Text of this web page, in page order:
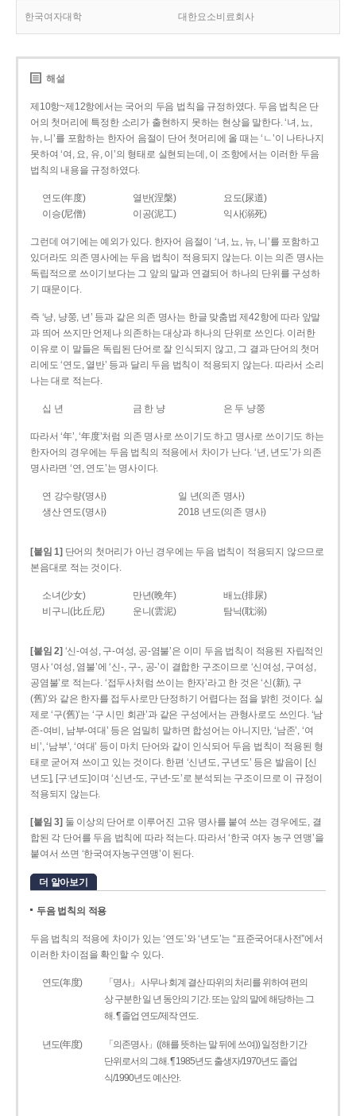
한국여자대학 대한요소비료회사
해설
제10항~제12항에서는 국어의 두음 법칙을 규정하였다. 두음 법칙은 단
어의 첫머리에 특정한 소리가 출현하지 못하는 현상을 말한다. ‘녀, 뇨,
뉴, 니’를 포함하는 한자어 음절이 단어 첫머리에 올 때는 ‘ㄴ’이 나타나지
못하여 ‘여, 요, 유, 이’의 형태로 실현되는데, 이 조항에서는 이러한 두음
법칙의 내용을 규정하였다.
연도(年度) 열반(涅槃)
요도(尿道)
이승(尼僧)
이공(泥工) 익사(溺死)
그런데 여기에는 예외가 있다. 한자어 음절이 ‘녀, 뇨, 뉴, 니’를 포함하고
있더라도 의존 명사에는 두음 법칙이 적용되지 않는다. 이는 의존 명사는
독립적으로 쓰이기보다는 그 앞의 말과 연결되어 하나의 단위를 구성하
기 때문이다.
즉 ‘냥, 냥쭝, 년’ 등과 같은 의존 명사는 한글 맞춤법 제42항에 따라 앞말
과 띄어 쓰지만 언제나 의존하는 대상과 하나의 단위로 쓰인다. 이러한
이유로 이 말들은 독립된 단어로 잘 인식되지 않고, 그 결과 단어의 첫머
리에도 ‘연도, 열반’ 등과 달리 두음 법칙이 적용되지 않는다. 따라서 소리
나는 대로 적는다.
십 년 금 한 냥 은 두 냥쭝
따라서 ‘年’, ‘年度’처럼 의존 명사로 쓰이기도 하고 명사로 쓰이기도 하는
한자어의 경우에는 두음 법칙의 적용에서 차이가 난다. ‘년, 년도’가 의존
명사라면 ‘연, 연도’는 명사이다.
연 강수량(명사)
일 년(의존 명사)
생산 연도(명사)
2018 년도(의존 명사)
[붙임 1] 단어의 첫머리가 아닌 경우에는 두음 법칙이 적용되지 않으므로
본음대로 적는 것이다.
소녀(少女) 만년(晩年)
배뇨(排尿)
비구니(比丘尼)
운니(雲泥) 탐닉(耽溺)
[붙임 2] ‘신-여성, 구-여성, 공-염불’은 이미 두음 법칙이 적용된 자립적인
명사 ‘여성, 염불’에 ‘신-, 구-, 공-’이 결합한 구조이므로 ‘신여성, 구여성,
공염불’로 적는다. ‘접두사처럼 쓰이는 한자’라고 한 것은 ‘신(新), 구
(舊)’와 같은 한자를 접두사로만 단정하기 어렵다는 점을 밝힌 것이다. 실
제로 ‘구(舊)’는 ‘구 시민 회관’과 같은 구성에서는 관형사로도 쓰인다. ‘남
존­-여비, 남부-­여대’ 등은 엄밀히 말하면 합성어는 아니지만, ‘남존’, ‘여
비’, ‘남부’, ‘여대’ 등이 마치 단어와 같이 인식되어 두음 법칙이 적용된 형
태로 굳어져 쓰이고 있는 것이다. 한편 ‘신년도, 구년도’ 등은 발음이 [신
년도], [구ː년도]이며 ‘신년­-도, 구년-­도’로 분석되는 구조이므로 이 규정이
적용되지 않는다.
[붙임 3] 둘 이상의 단어로 이루어진 고유 명사를 붙여 쓰는 경우에도, 결
합된 각 단어를 두음 법칙에 따라 적는다. 따라서 ‘한국 여자 농구 연맹’을
붙여서 쓰면 ‘한국여자농구연맹’이 된다.
더 알아보기
두음 법칙의 적용
두음 법칙의 적용에 차이가 있는 ‘연도’와 ‘년도’는 “표준국어대사전”에서
이러한 차이점을 확인할 수 있다.
연도(年度)
「명사」 사무나 회계 결산 따위의 처리를 위하여 편의
상 구분한 일 년 동안의 기간. 또는 앞의 말에 해당하는 그
해. ¶ 졸업 연도/제작 연도.
년도(年度)
「의존명사」((해를 뜻하는 말 뒤에 쓰여)) 일정한 기간
단위로서의 그해. ¶ 1985년도 출생자/1970년도 졸업
식/1990년도 예산안.